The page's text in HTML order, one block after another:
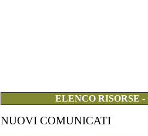
ELENCO RISORSE
NUOVI COMUNICATI